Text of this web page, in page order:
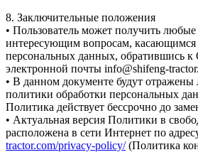
8. Заключительные положения
• Пользователь может получить любые
интересующим вопросам, касающимся
персональных данных, обратившись
электронной почты info@shifeng-
• В данном документе будут
политики обработки персональных
Политика действует бессрочно до
• Актуальная версия Политики в
расположена в сети Интернет по
tractor.com/privacy-policy/(Политика